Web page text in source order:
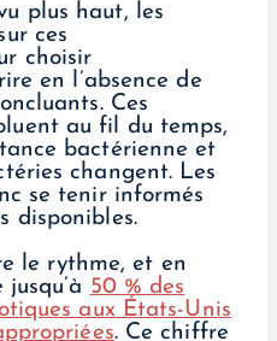
plus haut, les
ces
choisir
en l’absence de
Ces
au fil du temps,
bactérienne et
changent. Les
se tenir informés
disponibles.
le rythme, et en
50 % des
aux États-Unis
. Ce chiffre